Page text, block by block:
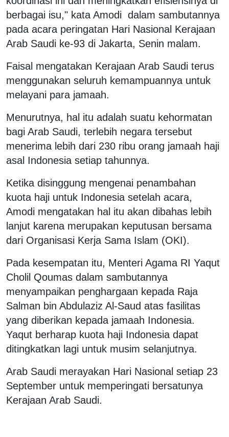
berbagai isu," kata Amodi dalam sambutannya
pada acara peringatan Hari Nasional Kerajaan
Arab Saudi ke-93 di Jakarta, Senin malam.
Faisal mengatakan Kerajaan Arab Saudi terus
menggunakan seluruh kemampuannya untuk
melayani para jamaah.
Menurutnya, hal itu adalah suatu kehormatan
bagi Arab Saudi, terlebih negara tersebut
menerima lebih dari 230 ribu orang jamaah haji
asal Indonesia setiap tahunnya.
Ketika disinggung mengenai penambahan
kuota haji untuk Indonesia setelah acara,
Amodi mengatakan hal itu akan dibahas lebih
lanjut karena merupakan keputusan bersama
dari Organisasi Kerja Sama Islam (OKI).
Pada kesempatan itu, Menteri Agama RI Yaqut
Cholil Qoumas dalam sambutannya
menyampaikan penghargaan kepada Raja
Salman bin Abdulaziz Al-Saud atas fasilitas
yang diberikan kepada jamaah Indonesia.
Yaqut berharap kuota haji Indonesia dapat
ditingkatkan lagi untuk musim selanjutnya.
Arab Saudi merayakan Hari Nasional setiap 23
September untuk memperingati bersatunya
Kerajaan Arab Saudi.